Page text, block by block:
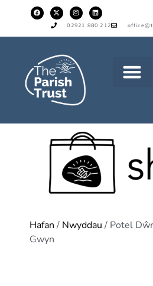
02921 880 212
Hafan / Nwyddau / Potel
Gwyn